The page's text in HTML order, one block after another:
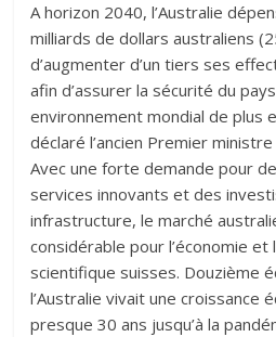
A horizon 2040, l’Australie
milliards de dollars australiens
d’augmenter d’un tiers ses
afin d’assurer la sécurité du
environnement mondial de plus
déclaré l’ancien Premier
Avec une forte demande pour
services innovants et des
infrastructure, le marché
considérable pour l’économie et
scientifique suisses. Douzième
l’Australie vivait une croissance
presque 30 ans jusqu’à la